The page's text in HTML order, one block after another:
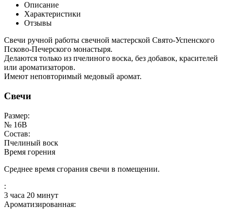
Описание
Характеристики
Отзывы
Свечи ручной работы свечной мастерской Свято-Успенского
Псково-Печерского монастыря.
Делаются только из пчелиного воска, без добавок, красителей
или ароматизаторов.
Имеют неповторимый медовый аромат.
Свечи
Размер:
№ 16В
Состав:
Пчелиный воск
Время горения
Среднее время сгорания свечи в помещении.
:
3 часа 20 минут
Ароматизированная: